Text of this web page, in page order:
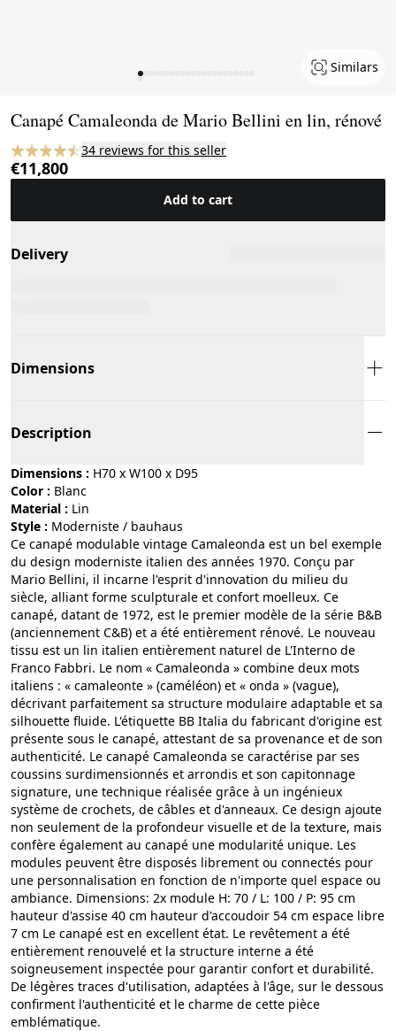
Similars
Canapé Camaleonda de Mario Bellini en lin, rénové
34 reviews for this seller
€11,800
Add to cart
Delivery
Dimensions
Description
Dimensions : H70 x W100 x D95
Color :
blanc
Material :
lin
Style :
moderniste / bauhaus
Ce canapé modulable vintage Camaleonda est un bel exemple
du design moderniste italien des années 1970. Conçu par
Mario Bellini, il incarne l'esprit d'innovation du milieu du
siècle, alliant forme sculpturale et confort moelleux. Ce
canapé, datant de 1972, est le premier modèle de la série B&B
(anciennement C&B) et a été entièrement rénové. Le nouveau
tissu est un lin italien entièrement naturel de L'Interno de
Franco Fabbri. Le nom « Camaleonda » combine deux mots
italiens : « camaleonte » (caméléon) et « onda » (vague),
décrivant parfaitement sa structure modulaire adaptable et sa
silhouette fluide. L'étiquette BB Italia du fabricant d'origine est
présente sous le canapé, attestant de sa provenance et de son
authenticité. Le canapé Camaleonda se caractérise par ses
coussins surdimensionnés et arrondis et son capitonnage
signature, une technique réalisée grâce à un ingénieux
système de crochets, de câbles et d'anneaux. Ce design ajoute
non seulement de la profondeur visuelle et de la texture, mais
confère également au canapé une modularité unique. Les
modules peuvent être disposés librement ou connectés pour
une personnalisation en fonction de n'importe quel espace ou
ambiance. Dimensions: 2x module H: 70 / L: 100 / P: 95 cm
hauteur d'assise 40 cm hauteur d'accoudoir 54 cm espace libre
7 cm Le canapé est en excellent état. Le revêtement a été
entièrement renouvelé et la structure interne a été
soigneusement inspectée pour garantir confort et durabilité.
De légères traces d'utilisation, adaptées à l'âge, sur le dessous
confirment l'authenticité et le charme de cette pièce
emblématique.